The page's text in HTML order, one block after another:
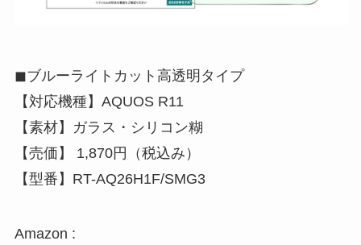
◼︎ブルーライトカット高透明タイプ
【対応機種】AQUOS R11
【素材】ガラス・シリコン糊
【売価】 1,870円（税込み）
【型番】RT-AQ26H1F/SMG3
Amazon :